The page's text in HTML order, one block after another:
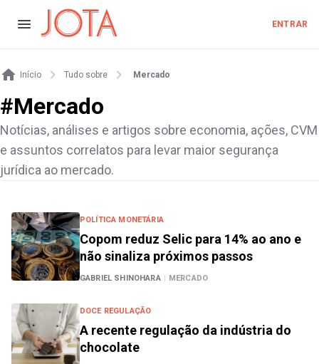
ENTRAR
Início Tudo sobre Mercado
#Mercado
Notícias, análises e artigos sobre economia, ações, CVM
e assuntos correlatos para levar maior segurança
jurídica ao mercado.
POLÍTICA MONETÁRIA
Copom reduz Selic para 14% ao ano e
não sinaliza próximos passos
GABRIEL SHINOHARA | MERCADO
DOCE REGULAÇÃO
A recente regulação da indústria do
chocolate